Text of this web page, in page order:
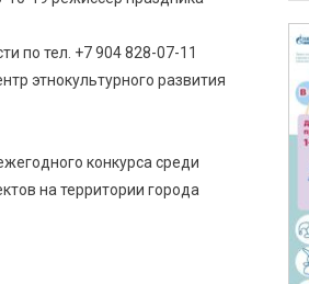
по тел. +7 904 828-07-11
этнокультурного развития
конкурса среди
на территории города